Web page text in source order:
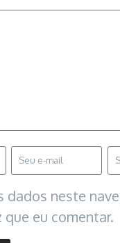
dados neste
que eu comentar.